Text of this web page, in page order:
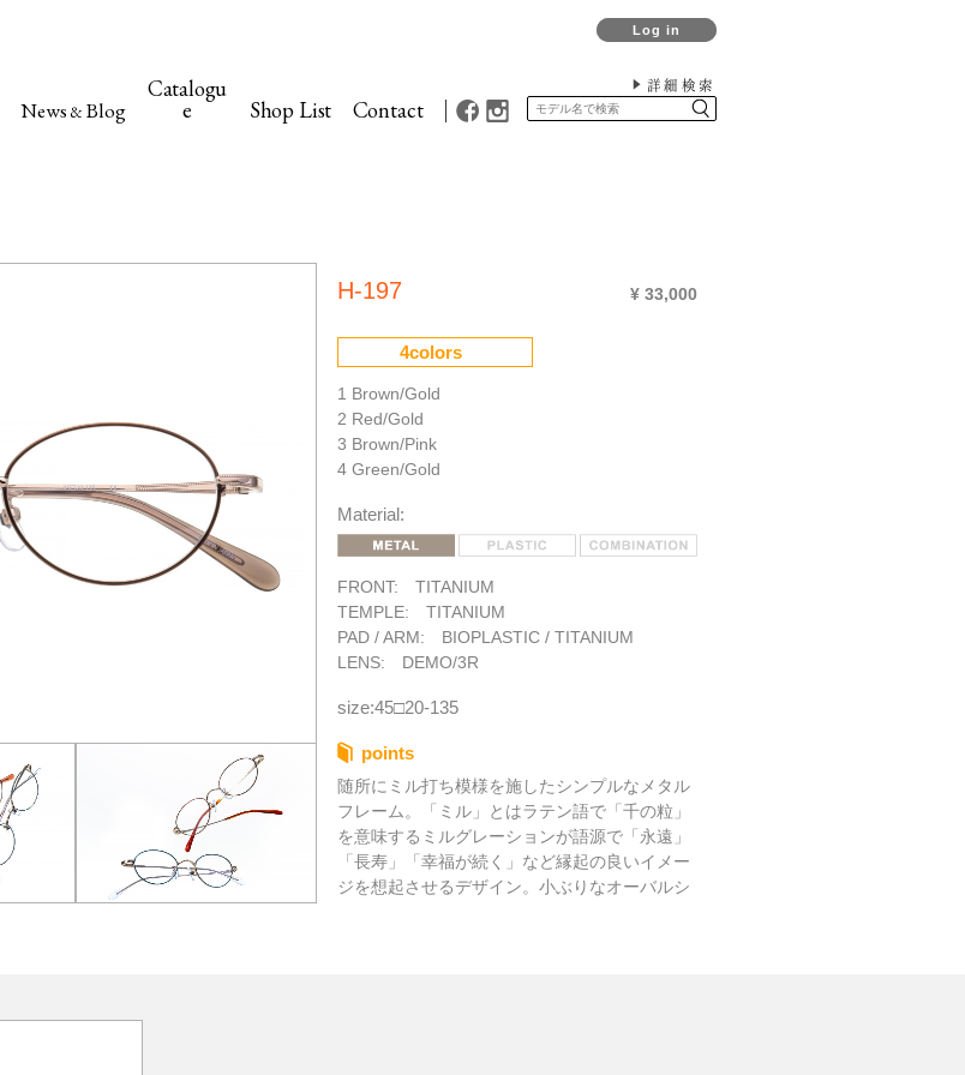
Log in
詳細検索
News &Blog
Catalogu
e Shop List Contact
H-197 ¥ 33,000
4colors
1 Brown/Gold
2 Red/Gold
3 Brown/Pink
4 Green/Gold
Material:
FRONT: TITANIUM
TEMPLE: TITANIUM
PAD / ARM: BIOPLASTIC / TITANIUM
LENS: DEMO/3R
size:45□20-135
points
随所にミル打ち模様を施したシンプルなメタル
フレーム。「ミル」とはラテン語で「千の粒」
を意味するミルグレーションが語源で「永遠」
「長寿」「幸福が続く」など縁起の良いイメー
ジを想起させるデザイン。小ぶりなオーバルシ